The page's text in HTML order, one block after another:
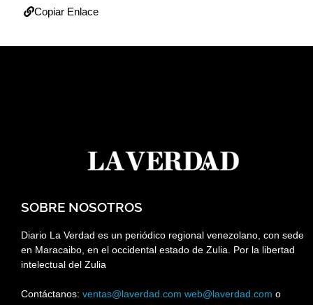
Copiar Enlace
SOBRE NOSOTROS
Diario La Verdad es un periódico regional venezolano, con sede
en Maracaibo, en el occidental estado de Zulia. Por la libertad
intelectual del Zulia
Contáctanos: ventas@laverdad.com web@laverdad.com o